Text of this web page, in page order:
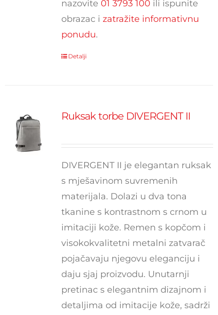
nazovite 01 3793 100 ili ispunite
obrazac i zatražite informativnu
ponudu.
Detalji
Ruksak torbe DIVERGENT II
DIVERGENT II je elegantan ruksak
s mješavinom suvremenih
materijala. Dolazi u dva tona
tkanine s kontrastnom s crnom u
imitaciji kože. Remen s kopčom i
visokokvalitetni metalni zatvarač
pojačavaju njegovu eleganciju i
daju sjaj proizvodu. Unutarnji
pretinac s elegantnim dizajnom i
detaljima od imitacije kože, sadrži